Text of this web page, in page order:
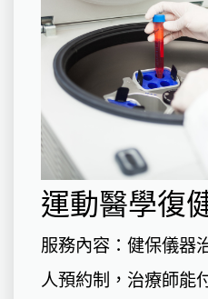
運動醫學復
服務內容：健保儀器
人預約制，治療師能